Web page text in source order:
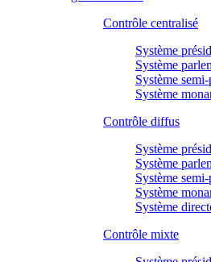
Contrôle centralisé
Système
Système
Système
Système
Contrôle diffus
Système
Système
Système
Système
Système
Contrôle mixte